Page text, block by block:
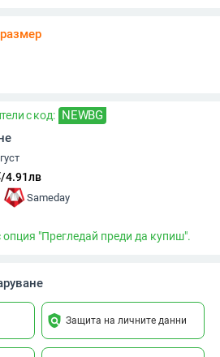
с код: NEWBG
/4.91лв
Sameday
опция "Прегледай преди да купиш".
policy Защита на личните данни